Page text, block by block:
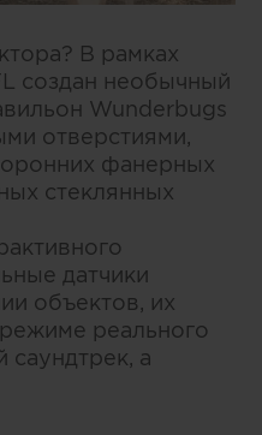
В рамках
создан необычный
Wunderbugs
отверстиями,
фанерных
стеклянных
датчики
объектов, их
реального
а